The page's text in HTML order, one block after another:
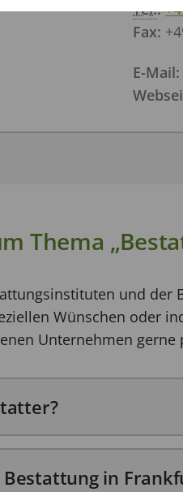
Tel.:
Fax:
E-Mail:
Thema
und der
Wünschen oder
Unternehmen gerne
in